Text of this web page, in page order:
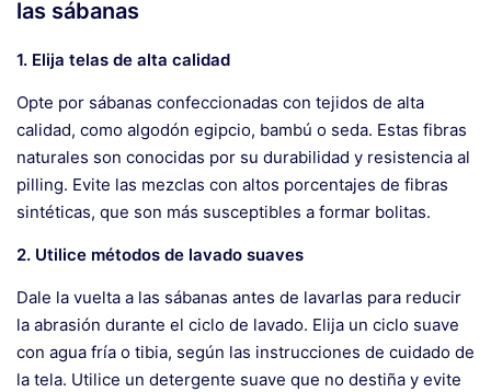
las sábanas
1. Elija telas de alta calidad
Opte por sábanas confeccionadas con tejidos de alta
calidad, como algodón egipcio, bambú o seda. Estas fibras
naturales son conocidas por su durabilidad y resistencia al
pilling. Evite las mezclas con altos porcentajes de fibras
sintéticas, que son más susceptibles a formar bolitas.
2. Utilice métodos de lavado suaves
Dale la vuelta a las sábanas antes de lavarlas para reducir
la abrasión durante el ciclo de lavado. Elija un ciclo suave
con agua fría o tibia, según las instrucciones de cuidado de
la tela. Utilice un detergente suave que no destiña y evite